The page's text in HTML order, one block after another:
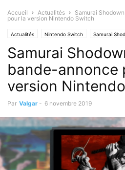
Accueil Actualités
Samurai
pour la version Nintendo Switch
Actualités Nintendo Switch Samurai
Samurai
bande-annonce
version
Par Valgar - 6 novembre 2019